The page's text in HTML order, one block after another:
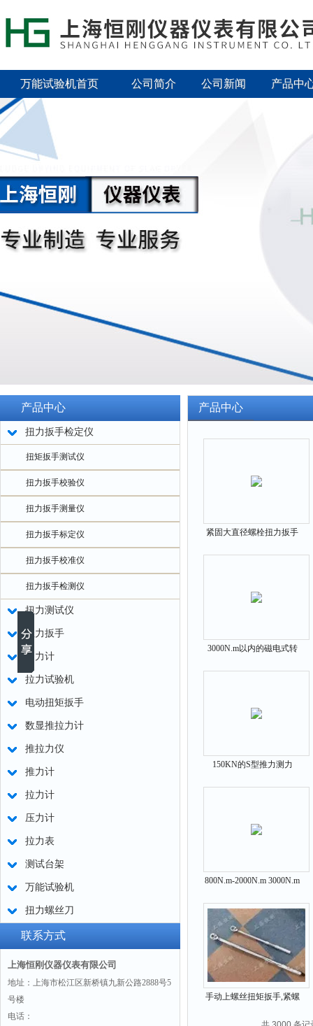
万能试验机首页 公司简介 公司新闻 产品中
产品中心
扭力扳手检定仪
扭矩扳手测试仪
扭力扳手校验仪
扭力扳手测量仪
扭力扳手标定仪
扭力扳手校准仪
扭力扳手检测仪
扭力测试仪
扭力扳手
测力计
拉力试验机
电动扭矩扳手
数显推拉力计
推拉力仪
推力计
拉力计
压力计
拉力表
测试台架
万能试验机
扭力螺丝刀
联系方式
上海恒刚仪器仪表有限公司
地址：上海市松江区新桥镇九新公路2888号5
号楼
电话：
产品中心
紧固大直径螺栓扭力扳手
3000N.m以内的磁电式转
150KN的S型推力测力
800N.m-2000N.m 3000N.m
手动上螺丝扭矩扳手,紧螺